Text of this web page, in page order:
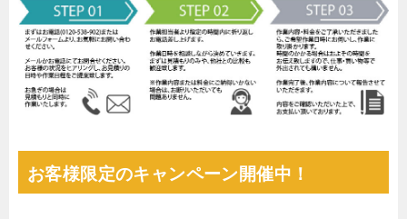
お客様限定のキャンペーン開催中！